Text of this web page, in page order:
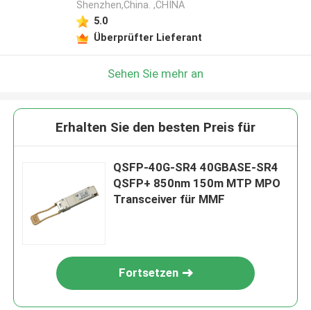
Shenzhen,China. ,CHINA
5.0
Überprüfter Lieferant
Sehen Sie mehr an
Erhalten Sie den besten Preis für
QSFP-40G-SR4 40GBASE-SR4
QSFP+ 850nm 150m MTP MPO
Transceiver für MMF
Fortsetzen